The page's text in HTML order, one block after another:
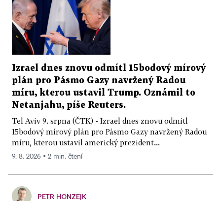
Izrael dnes znovu odmítl 15bodový mírový
plán pro Pásmo Gazy navržený Radou
míru, kterou ustavil Trump. Oznámil to
Netanjahu, píše Reuters.
Tel Aviv 9. srpna (ČTK) - Izrael dnes znovu odmítl
15bodový mírový plán pro Pásmo Gazy navržený Radou
míru, kterou ustavil americký prezident...
9. 8. 2026 ▪ 2 min. čtení
PETR HONZEJK